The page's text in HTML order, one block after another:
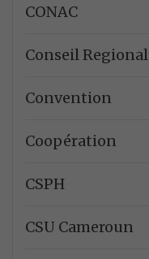
CONAC
Conseil Regional
Convention
Coopération
CSPH
CSU Cameroun